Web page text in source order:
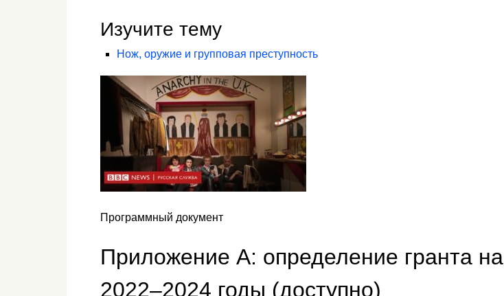
Изучите тему
Нож, оружие и групповая преступность
Программный документ
Приложение A: определение гранта на
2022–2024 годы (доступно)